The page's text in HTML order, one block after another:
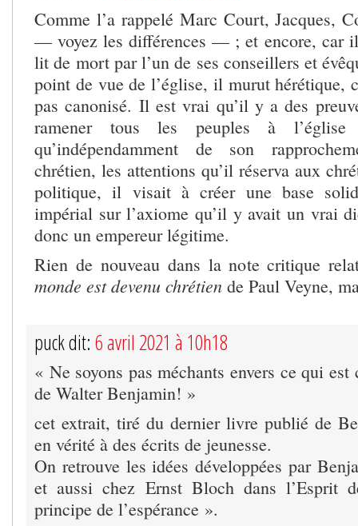
Comme l’a rappelé Marc Court, Jacques,
— voyez les différences — ; et encore, car
lit de mort par l’un de ses conseillers et
point de vue de l’église, il murut hérétique,
pas canonisé. Il est vrai qu’il y a des
ramener tous les peuples à l’église
qu’indépendamment de son
chrétien, les attentions qu’il réserva aux
politique, il visait à créer une base
impérial sur l’axiome qu’il y avait un vrai
donc un empereur légitime.
Rien de nouveau dans la note critique
monde est devenu chrétien de Paul Veyne,
puck dit: 6 avril 2021 à 10h18
« Ne soyons pas méchants envers ce qui
de Walter Benjamin! »
cet extrait, tiré du dernier livre publié de
en vérité à des écrits de jeunesse.
On retrouve les idées développées par
et aussi chez Ernst Bloch dans l’Esprit
principe de l’espérance ».